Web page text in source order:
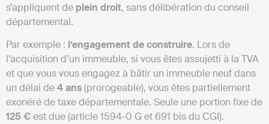
s’appliquent de plein droit, sans délibération du conseil
départemental.
Par exemple : l’engagement de construire. Lors de
l’acquisition d’un immeuble, si vous êtes assujetti à la TVA
et que vous vous engagez à bâtir un immeuble neuf dans
un délai de4 ans(prorogeable), vous êtes partiellement
exonéré de taxe départementale. Seule une portion fixe de
125 €est due (article 1594-0 G et 691 bis du CGI).